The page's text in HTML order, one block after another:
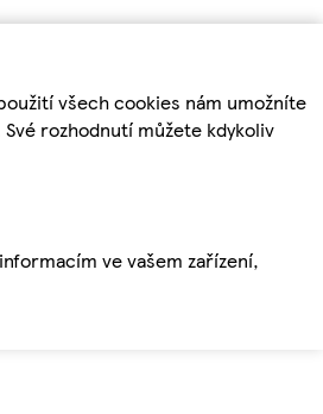
všech cookies nám umožníte
rozhodnutí můžete kdykoliv
ve vašem zařízení,